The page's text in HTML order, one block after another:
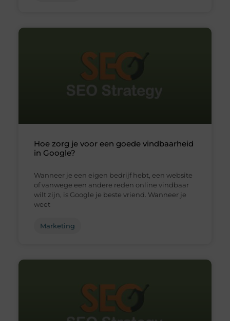
Hoe zorg je voor een goede vindbaarheid
in Google?
Wanneer je een eigen bedrijf hebt, een website
of vanwege een andere reden online vindbaar
wilt zijn, is Google je beste vriend. Wanneer je
weet
Marketing